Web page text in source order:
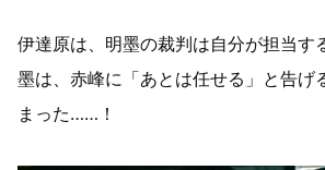
伊達原は、明墨の裁判は自分が担当す
墨は、赤峰に「あとは任せる」と告げ
まった……！